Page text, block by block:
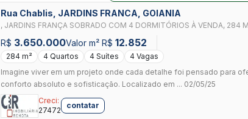
Rua Chablis, JARDINS FRANCA, GOIANIA
, JARDINS FRANÇA SOBRADO COM 4 DORMITÓRIOS À VENDA, 284
3.650.000,00 - JARDINS FRANÇA - SENADOR CANEDO/GO
R$ 3.650.000Valor m² R$ 12.852
284 m² 4 Quartos 4 Suítes
4 Vagas
Imagine viver em um projeto onde cada detalhe foi pensado para
conforto absoluto e sofisticação. Localizado em ... 02/05/25
Creci:
27472
contatar